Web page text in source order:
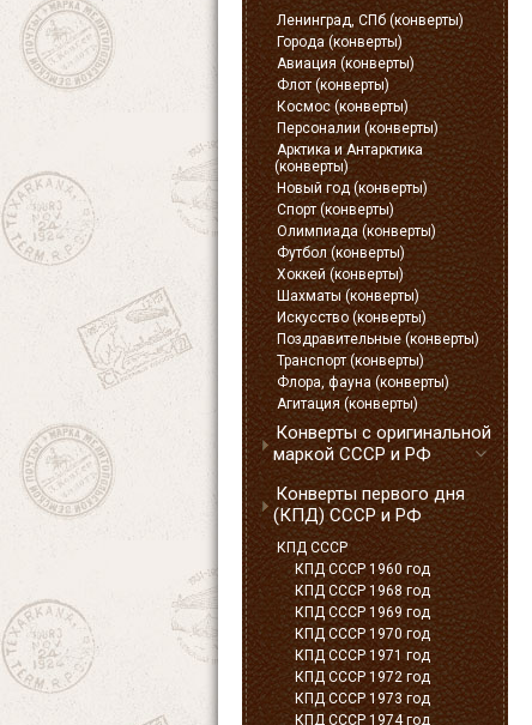
Ленинград, СПб (конверты)
Города (конверты)
Авиация (конверты)
Флот (конверты)
Космос (конверты)
Персоналии (конверты)
Арктика и Антарктика
(конверты)
Новый год (конверты)
Спорт (конверты)
Олимпиада (конверты)
Футбол (конверты)
Хоккей (конверты)
Шахматы (конверты)
Искусство (конверты)
Поздравительные (конверты)
Транспорт (конверты)
Флора, фауна (конверты)
Агитация (конверты)
Конверты с оригинальной
маркой СССР и РФ
Конверты первого дня
(КПД) СССР и РФ
КПД СССР
КПД СССР 1960 год
КПД СССР 1968 год
КПД СССР 1969 год
КПД СССР 1970 год
КПД СССР 1971 год
КПД СССР 1972 год
КПД СССР 1973 год
КПД СССР 1974 год